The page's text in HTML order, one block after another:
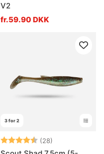
V2
fr.59.90 DKK
3 for 2
Vurdering: (28)